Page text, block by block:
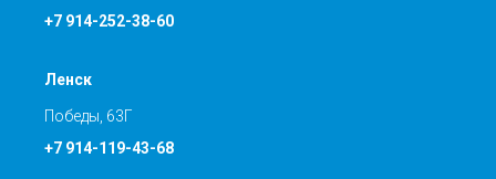
+7 914-252-38-60
Ленск
Победы, 63Г
+7 914-119-43-68